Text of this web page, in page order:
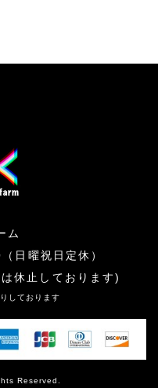
ム
日曜祝日定休）
休止しております)
しております
Reserved.